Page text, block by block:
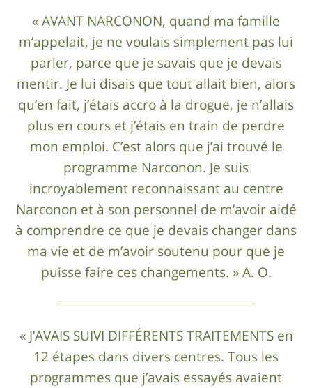
« AVANT NARCONON, quand ma famille
m’appelait, je ne voulais simplement pas lui
parler, parce que je savais que je devais
mentir. Je lui disais que tout allait bien, alors
qu’en fait, j’étais accro à la drogue, je n’allais
plus en cours et j’étais en train de perdre
mon emploi. C’est alors que j’ai trouvé le
programme Narconon. Je suis
incroyablement reconnaissant au centre
Narconon et à son personnel de m’avoir aidé
à comprendre ce que je devais changer dans
ma vie et de m’avoir soutenu pour que je
puisse faire ces changements. » A. O.
« J’AVAIS SUIVI DIFFÉRENTS TRAITEMENTS en
12 étapes dans divers centres. Tous les
programmes que j’avais essayés avaient